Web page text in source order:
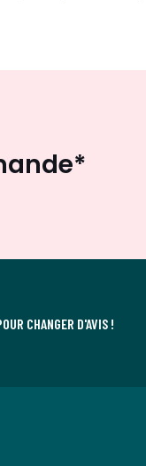
CHANGER D'AVIS !